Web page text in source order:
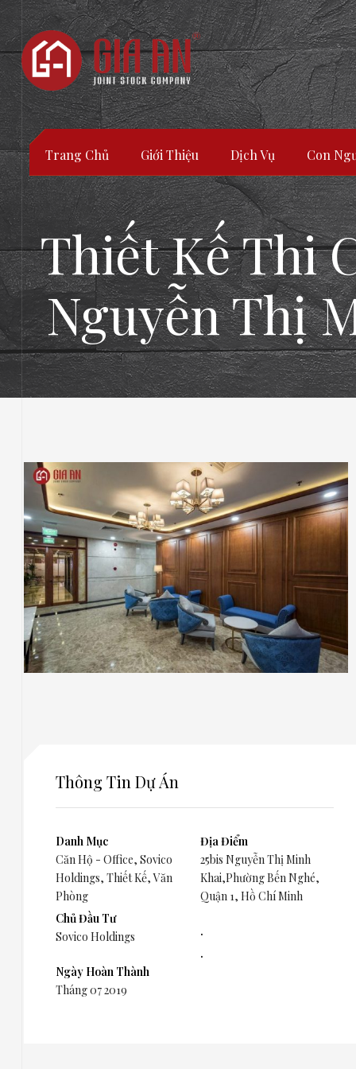
Trang Chủ Giới Thiệu Dịch Vụ Con
Thiết Kế Thi
Nguyễn Thị
Thông Tin Dự Án
Danh Mục
Căn Hộ - Office, Sovico
Holdings, Thiết Kế,Văn
Phòng
Chủ Đầu Tư
Sovico Holdings
Ngày Hoàn Thành
Tháng 07 2019
Địa Điểm
25bis Nguyễn Thị Minh
Khai,Phường Bến Nghé,
Quận 1, Hồ Chí Minh
.
.